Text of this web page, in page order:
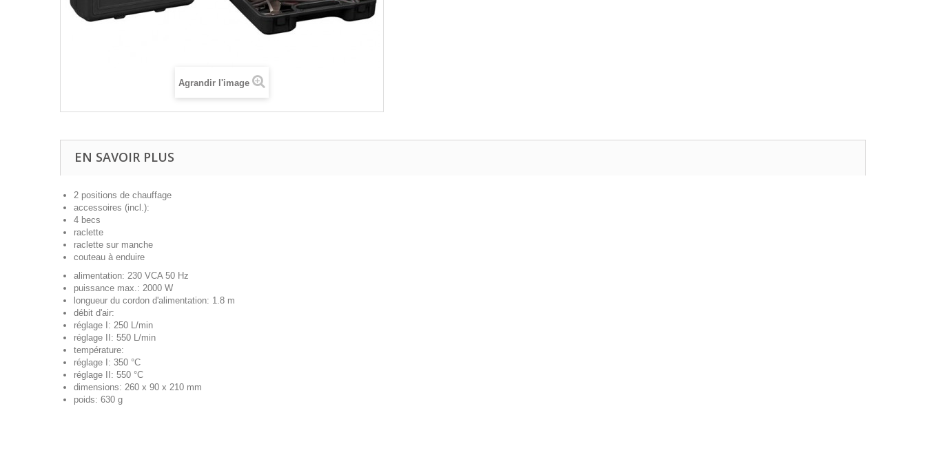
Agrandir l'image
EN SAVOIR PLUS
2 positions de chauffage
accessoires (incl.):
4 becs
raclette
raclette sur manche
couteau à enduire
alimentation: 230 VCA 50 Hz
puissance max.: 2000 W
longueur du cordon d'alimentation: 1.8 m
débit d'air:
réglage I: 250 L/min
réglage II: 550 L/min
température:
réglage I: 350 °C
réglage II: 550 °C
dimensions: 260 x 90 x 210 mm
poids: 630 g